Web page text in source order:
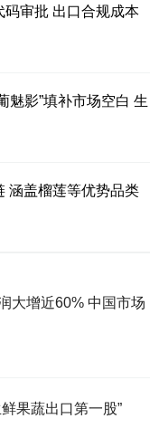
码审批 出口合规成本
魅影”填补市场空白 生
涵盖榴莲等优势品类
大增近60% 中国市场
果蔬出口第一股”